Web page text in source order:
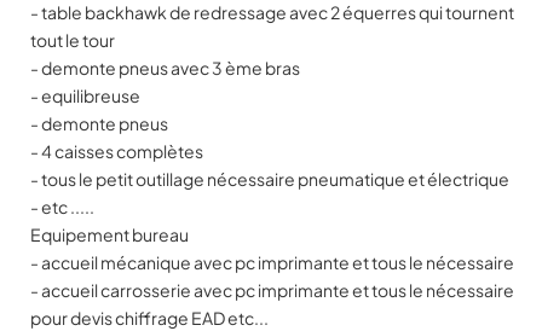
- table backhawk de redressage avec 2 équerres qui tournent
tout le tour
- demonte pneus avec 3 ème bras
- equilibreuse
- demonte pneus
- 4 caisses complètes
- tous le petit outillage nécessaire pneumatique et électrique
- etc .....
Equipement bureau
- accueil mécanique avec pc imprimante et tous le nécessaire
- accueil carrosserie avec pc imprimante et tous le nécessaire
pour devis chiffrage EAD etc...